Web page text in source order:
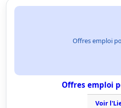
Offres emploi
Offres emploi
Voir